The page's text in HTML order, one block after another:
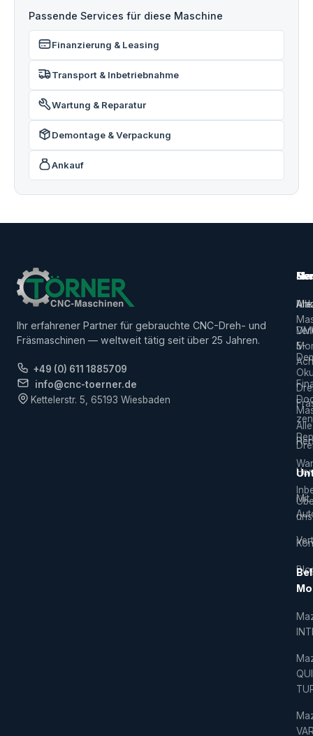
Passende Services für diese Maschine
Finanzierung & Leasing
Transport & Inbetriebnahme
Wartung & Reparatur
Demontage & Verpackung
Ankauf
Ihr erfahrener Partner für gebrauchte CNC-Dreh- und
Fräsmaschinen — weltweit tätig seit über 25 Jahren.
+49 (0) 611 1885709
info@cnc-toerner.de
Kettelerstr. 5, 65193 Wiesbaden
Alle
5-
Mit
Alle
uns